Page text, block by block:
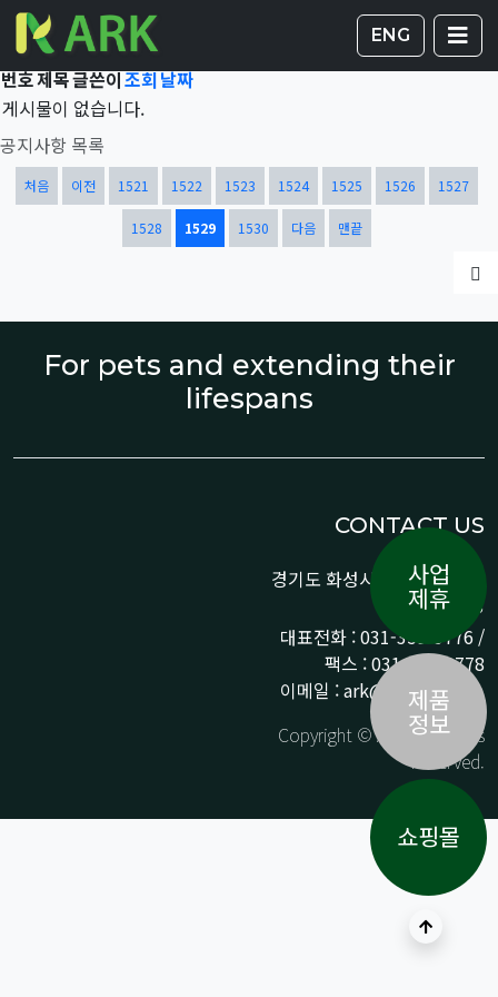
ENG
Total 42,579건1529 페이지 게시판
공지사항 목록
번호제목글쓴이조회날짜
게시물이 없습니다.
처음 이전 1521
페이지 1522
페이지 1523
페이지 1524
페이지 1525
페이지 1526
페이지 1527
페이지
1528
페이지
열린
1529
페이지
1530
페이지 다음 맨끝
For pets and extending their
lifespans
CONTACT US
경기도 화성시 향남읍 상신로
290-13
대표전화 : 031-359-9776 /
팩스 : 031-359-9778
이메일 : ark@arkpnp.com
Copyright © ARK All Rights
Reserved.
상단으로
사업
제휴
제품
정보
쇼핑몰